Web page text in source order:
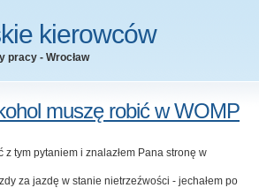
kierowców
pracy - Wrocław
muszę robić w WOMP
tym pytaniem i znalazłem Pana stronę w
za jazdę w stanie nietrzeźwości - jechałem po